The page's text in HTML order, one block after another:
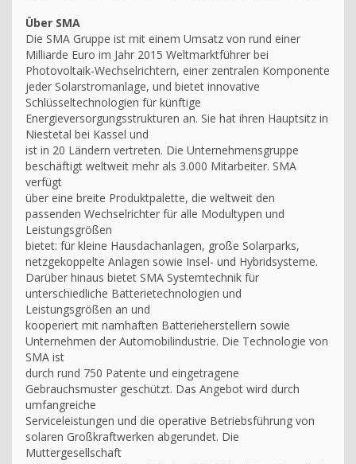
Über SMA
Die SMA Gruppe ist mit einem Umsatz von rund einer
Milliarde Euro im Jahr 2015 Weltmarktführer bei
Photovoltaik-Wechselrichtern, einer zentralen Komponente
jeder Solarstromanlage, und bietet innovative
Schlüsseltechnologien für künftige
Energieversorgungsstrukturen an. Sie hat ihren Hauptsitz in
Niestetal bei Kassel und
ist in 20 Ländern vertreten. Die Unternehmensgruppe
beschäftigt weltweit mehr als 3.000 Mitarbeiter. SMA
verfügt
über eine breite Produktpalette, die weltweit den
passenden Wechselrichter für alle Modultypen und
Leistungsgrößen
bietet: für kleine Hausdachanlagen, große Solarparks,
netzgekoppelte Anlagen sowie Insel- und Hybridsysteme.
Darüber hinaus bietet SMA Systemtechnik für
unterschiedliche Batterietechnologien und
Leistungsgrößen an und
kooperiert mit namhaften Batterieherstellern sowie
Unternehmen der Automobilindustrie. Die Technologie von
SMA ist
durch rund 750 Patente und eingetragene
Gebrauchsmuster geschützt. Das Angebot wird durch
umfangreiche
Serviceleistungen und die operative Betriebsführung von
solaren Großkraftwerken abgerundet. Die
Muttergesellschaft